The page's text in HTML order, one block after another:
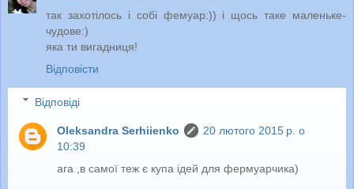
так захотілось і собі фемуар:)) і щось таке маленьке-
чудове:)
яка ти вигадниця!
Відповісти
Відповіді
Oleksandra Serhiienko
20 лютого 2015 р. о
10:39
ага ,в самої теж є купа ідей для фермуарчика)